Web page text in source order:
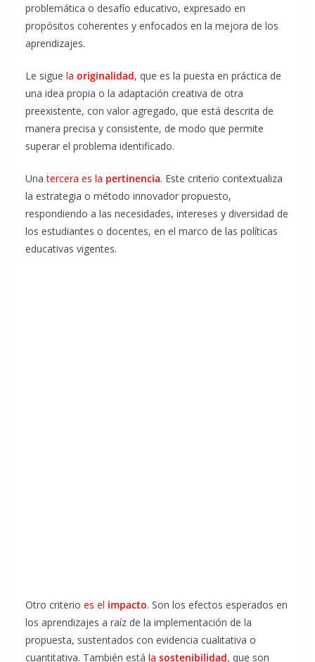
problemática o desafío educativo, expresado en
propósitos coherentes y enfocados en la mejora de los
aprendizajes.
Le sigue la originalidad, que es la puesta en práctica de
una idea propia o la adaptación creativa de otra
preexistente, con valor agregado, que está descrita de
manera precisa y consistente, de modo que permite
superar el problema identificado.
Unatercera es la pertinencia. Este criterio contextualiza
la estrategia o método innovador propuesto,
respondiendo a las necesidades, intereses y diversidad de
los estudiantes o docentes, en el marco de las políticas
educativas vigentes.
Otro criterio es el impacto. Son los efectos esperados en
los aprendizajes a raíz de la implementación de la
propuesta, sustentados con evidencia cualitativa o
cuantitativa. También está la sostenibilidad, que son